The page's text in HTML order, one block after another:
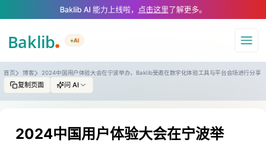
A Markdown version of this page is available at https://
Baklib AI 能力上线啦， 点击这里了解更多。
+AI
导航
首页 博客 2024中国用户体验大会在宁波举办，Baklib受邀在数字化体验工具与平台会场进行分享
复制页面 问 AI
2024中国用户体验大会在宁波举